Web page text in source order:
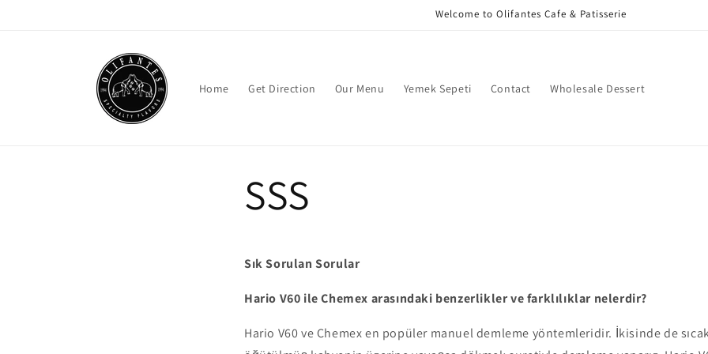
Welcome to Olifantes Cafe & Patisserie
Home Get Direction Our Menu Yemek Sepeti Contact Wholesale Dessert
SSS
Sık Sorulan Sorular
Hario V60 ile Chemex arasındaki benzerlikler ve farklılıklar nelerdir?
Hario V60 ve Chemex en popüler manuel demleme yöntemleridir. İkisinde de